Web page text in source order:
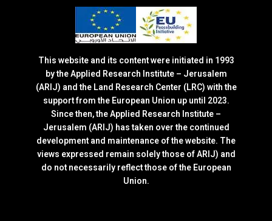
This website and its content were initiated in 1993
by the Applied Research Institute – Jerusalem
(ARIJ) and the Land Research Center (LRC) with the
support from the European Union up until 2023.
Since then, the Applied Research Institute –
Jerusalem (ARIJ) has taken over the continued
development and maintenance of the website. The
views expressed remain solely those of ARIJ) and
do not necessarily reflect those of the European
Union.